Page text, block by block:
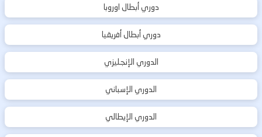
دوري أبطال اوروبا
دوري أبطال أفريقيا
الدوري الإنجليزي
الدوري الإسباني
الدوري الإيطالي